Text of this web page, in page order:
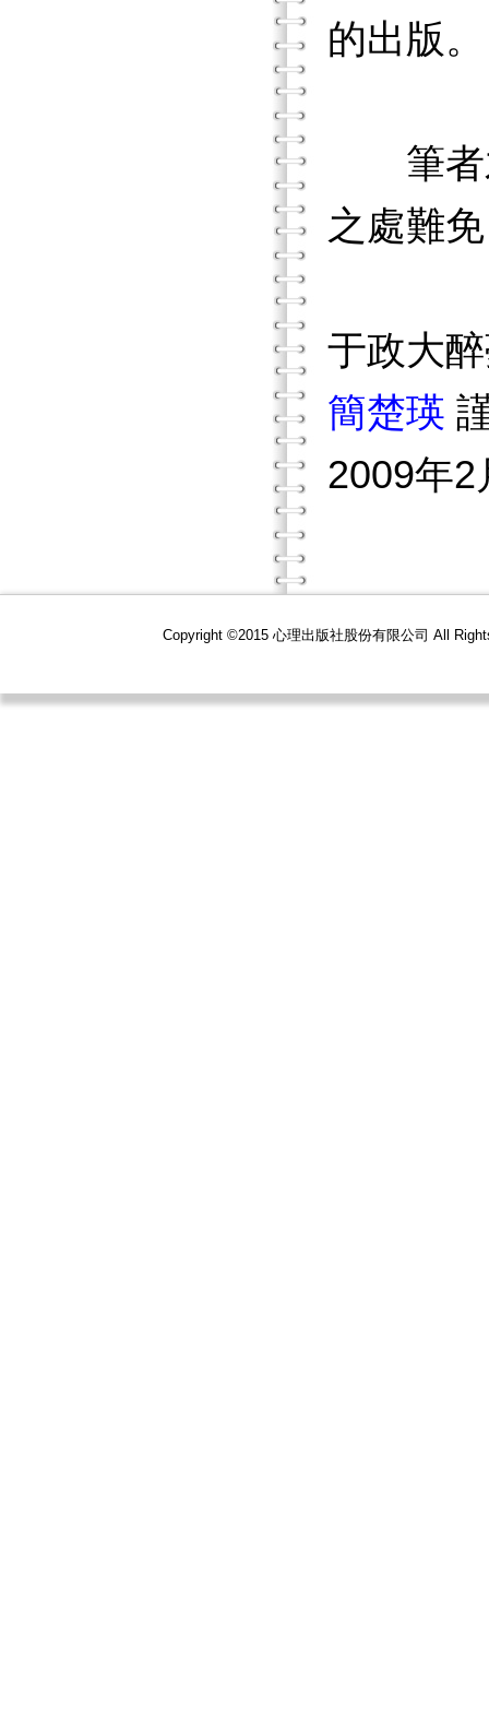
的出版。
筆者才
之處難
于政大
簡楚瑛
2009年2
Copyright ©2015 心理出版社股份有限公司 All